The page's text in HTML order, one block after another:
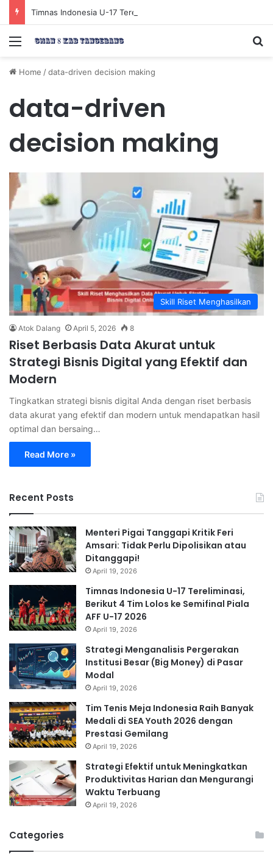
Menu
Home /data-driven decision making
data-driven
decision making
Skill Riset Menghasilkan
Atok Dalang April 5, 2026 8
Riset Berbasis Data Akurat untuk
Strategi Bisnis Digital yang Efektif dan
Modern
Tingkatkan strategi bisnis digital Anda dengan riset berbasis
data akurat yang efektif dan modern untuk mendapatkan hasil
optimal dan bersaing…
Read More »
Recent Posts
Menteri Pigai Tanggapi Kritik Feri
Amsari: Tidak Perlu Dipolisikan atau
Ditanggapi!
April 19, 2026
Timnas Indonesia U-17 Tereliminasi,
Berikut 4 Tim Lolos ke Semifinal Piala
AFF U-17 2026
April 19, 2026
Strategi Menganalisis Pergerakan
Institusi Besar (Big Money) di Pasar
Modal
April 19, 2026
Tim Tenis Meja Indonesia Raih Banyak
Medali di SEA Youth 2026 dengan
Prestasi Gemilang
April 19, 2026
Strategi Efektif untuk Meningkatkan
Produktivitas Harian dan Mengurangi
Waktu Terbuang
April 19, 2026
Categories